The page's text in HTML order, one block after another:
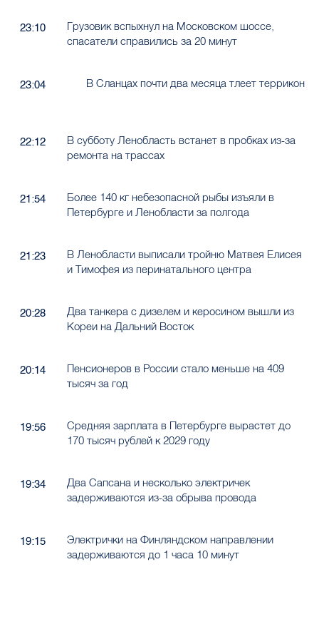
23:10
Грузовик вспыхнул на Московском шоссе,
спасатели справились за 20 минут
23:04 В Сланцах почти два месяца тлеет террикон
22:12
В субботу Ленобласть встанет в пробках из-за
ремонта на трассах
21:54
Более 140 кг небезопасной рыбы изъяли в
Петербурге и Ленобласти за полгода
21:23
В Ленобласти выписали тройню Матвея Елисея
и Тимофея из перинатального центра
20:28
Два танкера с дизелем и керосином вышли из
Кореи на Дальний Восток
20:14
Пенсионеров в России стало меньше на 409
тысяч за год
19:56
Средняя зарплата в Петербурге вырастет до
170 тысяч рублей к 2029 году
19:34
Два Сапсана и несколько электричек
задерживаются из-за обрыва провода
19:15
Электрички на Финляндском направлении
задерживаются до 1 часа 10 минут